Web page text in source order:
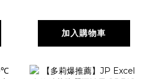
加入購物車